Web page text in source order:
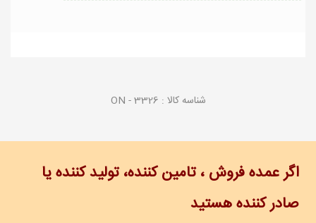
شناسه کالا : ON - 3326
اگر عمده فروش ، تامین کننده، تولید کننده یا
صادر کننده هستید